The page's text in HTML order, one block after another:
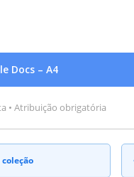
Docs – A4
• Atribuição obrigatória